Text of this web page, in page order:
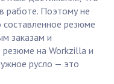
работе. Поэтому не
резюме
заказам и
резюме на Workzilla и
русло — это